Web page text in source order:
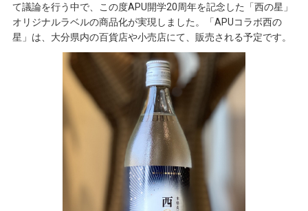
て議論を行う中で、この度APU開学20周年を記念した「西の星」
オリジナルラベルの商品化が実現しました。「APUコラボ西の
星」は、大分県内の百貨店や小売店にて、販売される予定です。